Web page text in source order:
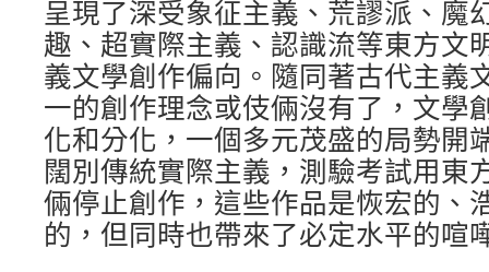
呈現了深受象征主義、荒謬派、魔
趣、超實際主義、認識流等東方文
義文學創作偏向。隨同著古代主義
一的創作理念或伎倆沒有了，文學
化和分化，一個多元茂盛的局勢開
闊別傳統實際主義，測驗考試用東
倆停止創作，這些作品是恢宏的、
的，但同時也帶來了必定水平的喧